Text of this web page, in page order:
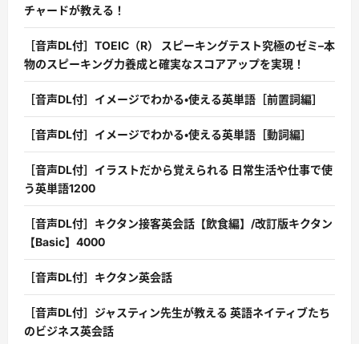
チャードが教える！
［音声DL付］TOEIC（R） スピーキングテスト究極のゼミ–本
物のスピーキング力養成と確実なスコアアップを実現！
［音声DL付］イメージでわかる・使える英単語［前置詞編］
［音声DL付］イメージでわかる・使える英単語［動詞編］
［音声DL付］イラストだから覚えられる 日常生活や仕事で使
う英単語1200
［音声DL付］キクタン接客英会話【飲食編】/改訂版キクタン
【Basic】4000
［音声DL付］キクタン英会話
［音声DL付］ジャスティン先生が教える 英語ネイティブたち
のビジネス英会話